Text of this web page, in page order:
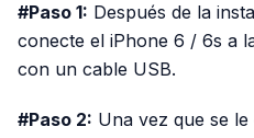
#Paso 1: Después de la
conecte el iPhone 6 / 6s a
con un cable USB.
#Paso 2: Una vez que se le